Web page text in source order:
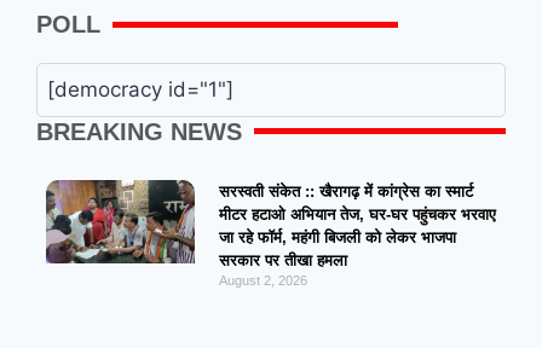
POLL
[democracy id="1"]
BREAKING NEWS
सरस्वती संकेत :: खैरागढ़ में कांग्रेस का स्मार्ट
मीटर हटाओ अभियान तेज, घर-घर पहुंचकर भरवाए
जा रहे फॉर्म, महंगी बिजली को लेकर भाजपा
सरकार पर तीखा हमला
August 2, 2026